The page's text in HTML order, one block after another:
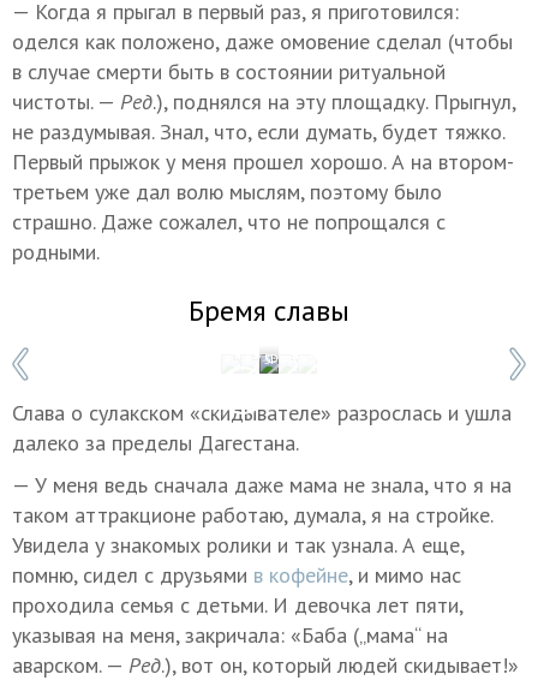
— Когда я прыгал в первый раз, я приготовился:
оделся как положено, даже омовение сделал (чтобы
в случае смерти быть в состоянии ритуальной
чистоты. — Ред.), поднялся на эту площадку. Прыгнул,
не раздумывая. Знал, что, если думать, будет тяжко.
Первый прыжок у меня прошел хорошо. А на втором-
третьем уже дал волю мыслям, поэтому было
страшно. Даже сожалел, что не попрощался с
родными.
Бремя славы
Фото: Мадина Гаджиева/ТАСС
1 / 5
Слава о сулакском «скидывателе» разрослась и ушла
далеко за пределы Дагестана.
— У меня ведь сначала даже мама не знала, что я на
таком аттракционе работаю, думала, я на стройке.
Увидела у знакомых ролики и так узнала. А еще,
помню, сидел с друзьями в кофейне, и мимо нас
проходила семья с детьми. И девочка лет пяти,
указывая на меня, закричала: «Баба („мама“ на
аварском. — Ред.), вот он, который людей скидывает!»